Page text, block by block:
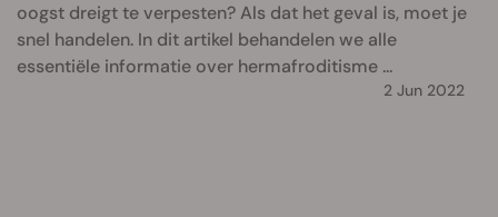
oogst dreigt te verpesten? Als dat het geval is, moet je
snel handelen. In dit artikel behandelen we alle
essentiële informatie over hermafroditisme ...
2 Jun 2022